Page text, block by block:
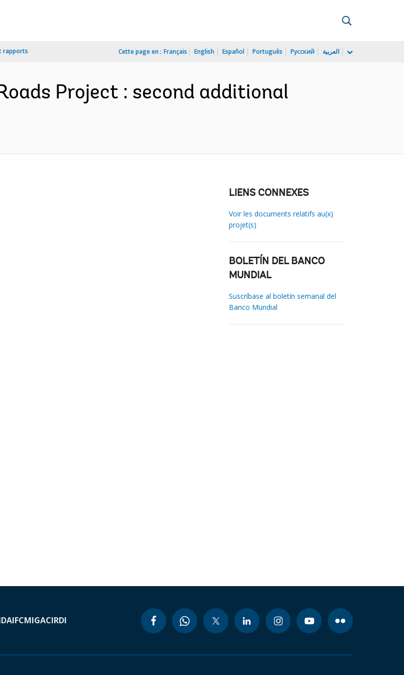
rapports Cette page en : Français English Español Português Русский العربية
Project : second additional
LIENS CONNEXES
Voir les documents relatifs au(x)
projet(s)
BOLETÍN DEL BANCO
MUNDIAL
Suscríbase al boletín semanal del
Banco Mundial
IFCMIGACIRDI